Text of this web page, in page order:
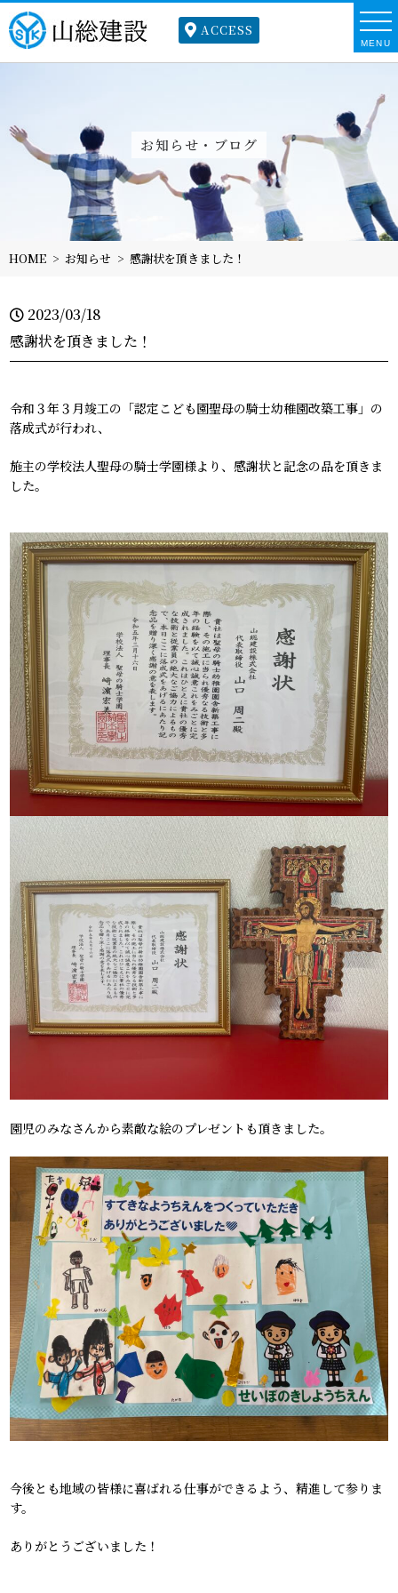
MENU
ACCESS
お知らせ・ブログ
HOME お知らせ 感謝状を頂きました！
2023/03/18
感謝状を頂きました！
令和３年３月竣工の「認定こども園聖母の騎士幼稚園改築工事」の
落成式が行われ、
施主の学校法人聖母の騎士学園様より、感謝状と記念の品を頂きま
した。
園児のみなさんから素敵な絵のプレゼントも頂きました。
今後とも地域の皆様に喜ばれる仕事ができるよう、精進して参りま
す。
ありがとうございました！